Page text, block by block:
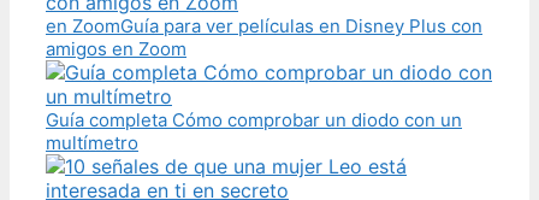
en ZoomGuía para ver películas en Disney Plus con
amigos en Zoom
Guía completa Cómo comprobar un diodo con un
multímetro